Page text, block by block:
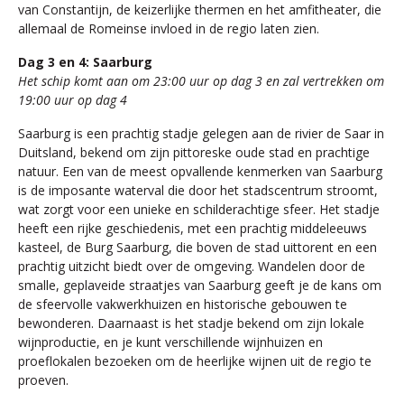
van Constantijn, de keizerlijke thermen en het amfitheater, die
allemaal de Romeinse invloed in de regio laten zien.
Dag 3 en 4: Saarburg
Het schip komt aan om 23:00 uur op dag 3 en zal vertrekken om
19:00 uur op dag 4
Saarburg is een prachtig stadje gelegen aan de rivier de Saar in
Duitsland, bekend om zijn pittoreske oude stad en prachtige
natuur. Een van de meest opvallende kenmerken van Saarburg
is de imposante waterval die door het stadscentrum stroomt,
wat zorgt voor een unieke en schilderachtige sfeer. Het stadje
heeft een rijke geschiedenis, met een prachtig middeleeuws
kasteel, de Burg Saarburg, die boven de stad uittorent en een
prachtig uitzicht biedt over de omgeving. Wandelen door de
smalle, geplaveide straatjes van Saarburg geeft je de kans om
de sfeervolle vakwerkhuizen en historische gebouwen te
bewonderen. Daarnaast is het stadje bekend om zijn lokale
wijnproductie, en je kunt verschillende wijnhuizen en
proeflokalen bezoeken om de heerlijke wijnen uit de regio te
proeven.